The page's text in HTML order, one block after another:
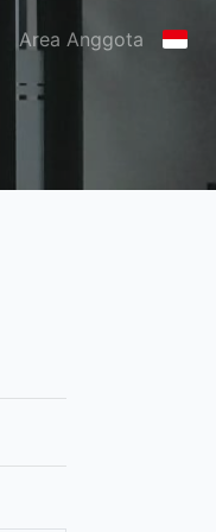
Area Anggota